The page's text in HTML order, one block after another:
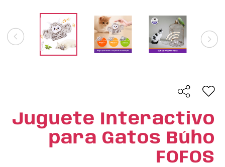
Juguete Interactivo
para Gatos Búho
FOFOS